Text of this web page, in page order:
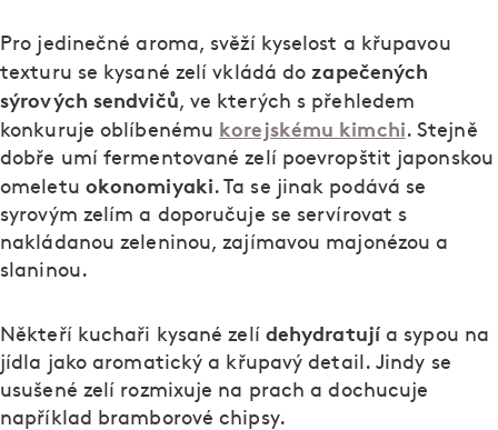
Pro jedinečné aroma, svěží kyselost a křupavou
texturu se kysané zelí vkládá do zapečených
sýrových sendvičů, ve kterých s přehledem
konkuruje oblíbenému korejskému kimchi. Stejně
dobře umí fermentované zelí poevropštit japonskou
omeletu okonomiyaki. Ta se jinak podává se
syrovým zelím a doporučuje se servírovat s
nakládanou zeleninou, zajímavou majonézou a
slaninou.
Někteří kuchaři kysané zelí dehydratujía sypou na
jídla jako aromatický a křupavý detail. Jindy se
usušené zelí rozmixuje na prach a dochucuje
například bramborové chipsy.